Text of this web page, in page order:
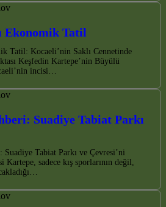
Ekonomik Tatil
Tatil: Kocaeli’nin Saklı Cennetinde
Keşfedin Kartepe’nin Büyülü
incisi…
Suadiye Tabiat Parkı
Suadiye Tabiat Parkı ve Çevresi’ni
sadece kış sporlarının değil,